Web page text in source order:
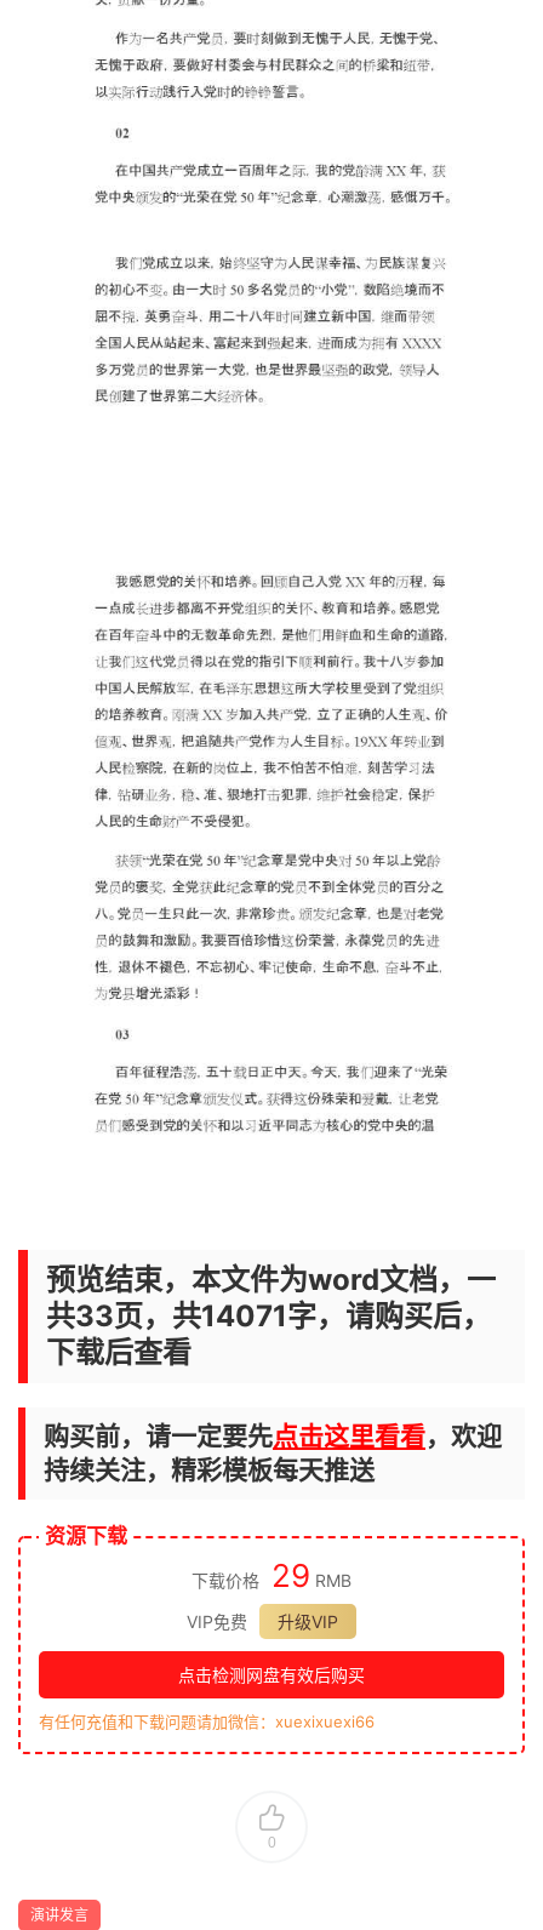
预览结束，本文件为word文档，一
共33页，共14071字，请购买后，
下载后查看
购买前，请一定要先点击这里看看，欢迎
持续关注，精彩模板每天推送
资源下载
下载价格 29 RMB
VIP免费
升级VIP
点击检测网盘有效后购买
有任何充值和下载问题请加微信：xuexixuexi66
0
演讲发言